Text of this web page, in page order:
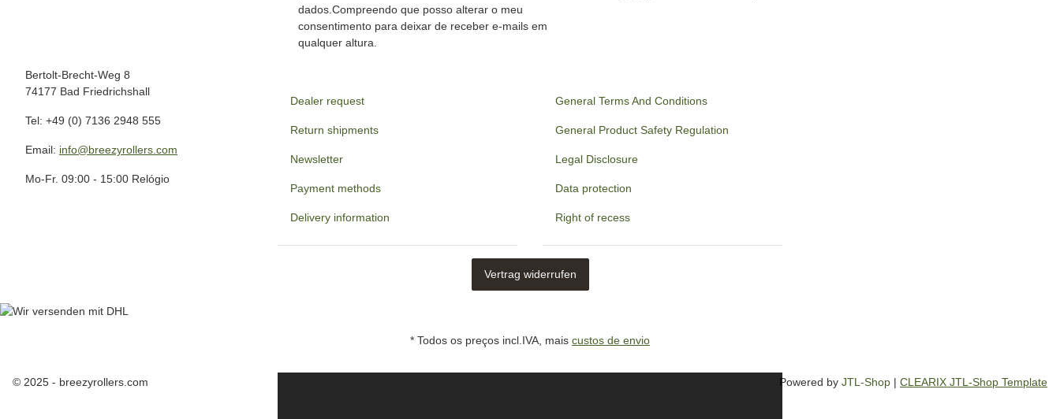
dados.Compreendo que posso alterar o meu
consentimento para deixar de receber e-mails em
qualquer altura.
Bertolt-Brecht-Weg 8
74177 Bad Friedrichshall
Tel: +49 (0) 7136 2948 555
Email: info@breezyrollers.com
Mo-Fr. 09:00 - 15:00 Relógio
Dealer request
Return shipments
Newsletter
Payment methods
Delivery information
General Terms And Conditions
General Product Safety Regulation
Legal Disclosure
Data protection
Right of recess
Vertrag widerrufen
* Todos os preços incl.IVA, mais custos de envio
© 2025 - breezyrollers.com Powered by JTL-Shop | CLEARIX JTL-Shop Template